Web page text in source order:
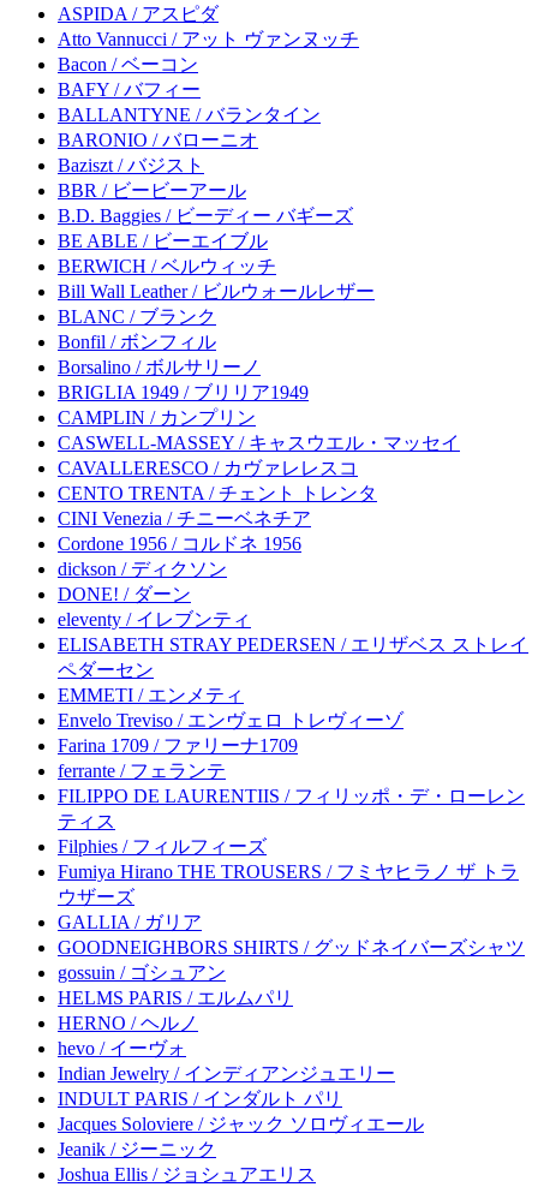
ASPIDA / アスピダ
Atto Vannucci / アット ヴァンヌッチ
Bacon / ベーコン
BAFY / バフィー
BALLANTYNE / バランタイン
BARONIO / バローニオ
Baziszt / バジスト
BBR / ビービーアール
B.D. Baggies / ビーディー バギーズ
BE ABLE / ビーエイブル
BERWICH / ベルウィッチ
Bill Wall Leather / ビルウォールレザー
BLANC / ブランク
Bonfil / ボンフィル
Borsalino / ボルサリーノ
BRIGLIA 1949 / ブリリア1949
CAMPLIN / カンプリン
CASWELL-MASSEY / キャスウエル・マッセイ
CAVALLERESCO / カヴァレレスコ
CENTO TRENTA / チェント トレンタ
CINI Venezia / チニーベネチア
Cordone 1956 / コルドネ 1956
dickson / ディクソン
DONE! / ダーン
eleventy / イレブンティ
ELISABETH STRAY PEDERSEN / エリザベス ストレイ
ペダーセン
EMMETI / エンメティ
Envelo Treviso / エンヴェロ トレヴィーゾ
Farina 1709 / ファリーナ1709
ferrante / フェランテ
FILIPPO DE LAURENTIIS / フィリッポ・デ・ローレン
ティス
Filphies / フィルフィーズ
Fumiya Hirano THE TROUSERS / フミヤヒラノ ザ トラ
ウザーズ
GALLIA / ガリア
GOODNEIGHBORS SHIRTS / グッドネイバーズシャツ
gossuin / ゴシュアン
HELMS PARIS / エルムパリ
HERNO / ヘルノ
hevo / イーヴォ
Indian Jewelry / インディアンジュエリー
INDULT PARIS / インダルト パリ
Jacques Soloviere / ジャック ソロヴィエール
Jeanik / ジーニック
Joshua Ellis / ジョシュアエリス